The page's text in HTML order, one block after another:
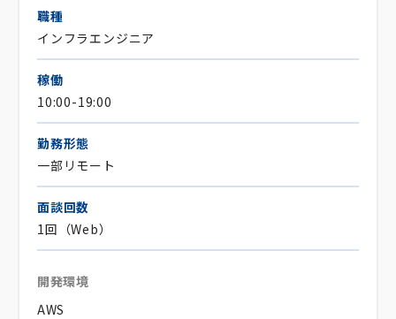
職種
インフラエンジニア
稼働
10:00-19:00
勤務形態
一部リモート
面談回数
1回（Web）
開発環境
AWS